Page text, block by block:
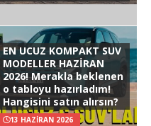
EN UCUZ KOMPAKT SUV
MODELLER HAZİRAN
2026! Merakla beklenen
o tabloyu hazırladım!
Hangisini satın alırsın?
13 HAZIRAN 2026